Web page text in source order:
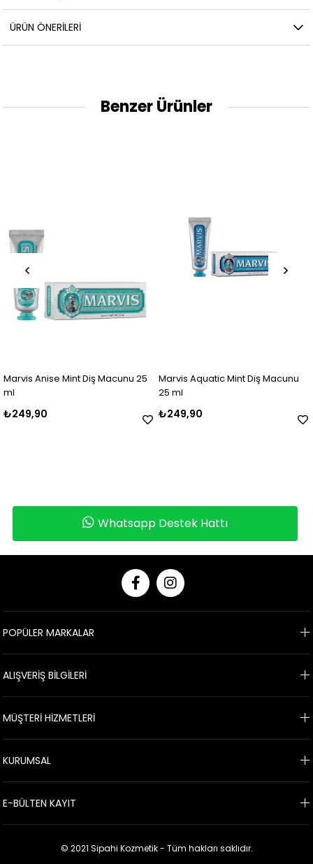
ÜRÜN ÖNERILERI
Benzer Ürünler
Marvis Anise Mint Diş Macunu 25
ml
₺249,90
Marvis Aquatic Mint Diş Macunu
25 ml
₺249,90
Whatsapp Destek Hattı
POPÜLER MARKALAR
ALIŞVERİŞ BİLGİLERİ
MÜŞTERİ HİZMETLERİ
KURUMSAL
E-BÜLTEN KAYIT
© 2021 Sipahi Kozmetik - Tüm hakları saklıdır.